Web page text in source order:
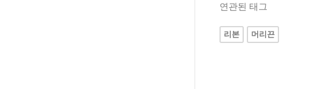
연관된 태그
리본 머리끈